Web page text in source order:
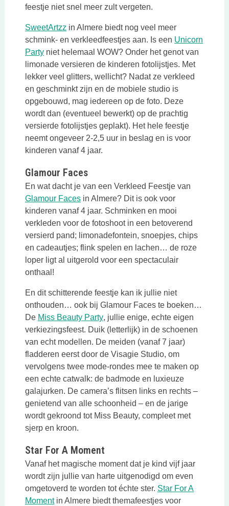
feestje niet snel meer zult vergeten.
SweetArtzzDeze link opent in een nieuwe tab
in Almere biedt nog veel meer
schmink- en verkleedfeestjes aan. Is een Unicorn
PartyDeze link opent in een nieuwe tab
niet helemaal WOW? Onder het genot van
limonade versieren de kinderen fotolijstjes. Met
lekker veel glitters, wellicht? Nadat ze verkleed
en geschminkt zijn en de mobiele studio is
opgebouwd, mag iedereen op de foto. Deze
wordt dan (eventueel bewerkt) op de prachtig
versierde fotolijstjes geplakt). Het hele feestje
neemt ongeveer 2-2,5 uur in beslag en is voor
kinderen vanaf 4 jaar.
Glamour Faces
En wat dacht je van een Verkleed Feestje van
Glamour FacesDeze link opent in een nieuwe tab
in Almere? Dit is ook voor
kinderen vanaf 4 jaar. Schminken en mooi
verkleden voor de fotoshoot in een betoverend
versierd pand; limonadefontein, snoepjes, chips
en cadeautjes; flink spelen en lachen… de roze
loper ligt al uitgerold voor een spectaculair
onthaal!
En dit schitterende feestje kan ik jullie niet
onthouden… ook bij Glamour Faces te boeken…
De Miss Beauty PartyDeze link opent in een nieuwe tab
, jullie enige, echte eigen
verkiezingsfeest. Duik (letterlijk) in de schoenen
van echt modellen. De meiden (vanaf 7 jaar)
fladderen eerst door de Visagie Studio, om
vervolgens twee mode-rondes mee te maken op
een echte catwalk: de badmode en luxieuze
galajurken. De camera’s flitsen links en rechts –
genietend van alle schoonheid – en de jarige
wordt gekroond tot Miss Beauty, compleet met
sjerp en kroon.
Star For A Moment
Vanaf het magische moment dat je kind vijf jaar
wordt zijn jullie van harte uitgenodigd om even
omgetoverd te worden tot échte ster. Star For A
MomentDeze link opent in een nieuwe tab
in Almere biedt themafeestjes voor